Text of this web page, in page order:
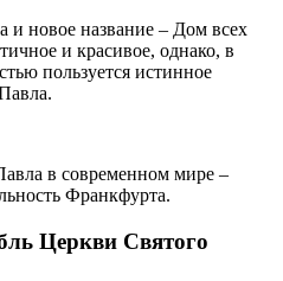
и новое название – Дом всех
и красивое, однако, в
пользуется истинное
в современном мире –
Франкфурта.
Церкви Святого